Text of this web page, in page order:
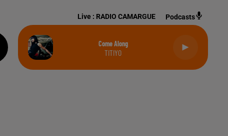
Live : RADIO CAMARGUE Podcasts
Come Along
TITIYO